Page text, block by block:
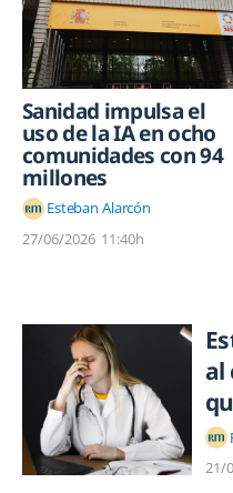
Sanidad impulsa el
uso de la IA en ocho
comunidades con 94
millones
Esteban Alarcón
27/06/2026 11:40h
al
21/